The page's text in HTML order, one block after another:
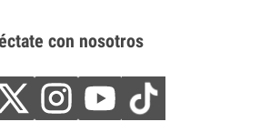
con nosotros